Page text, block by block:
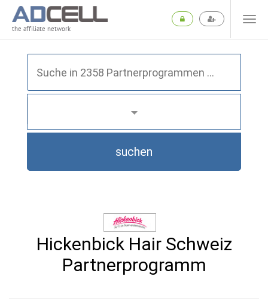
the affiliate network
suchen
Hickenbick Hair Schweiz
Partnerprogramm